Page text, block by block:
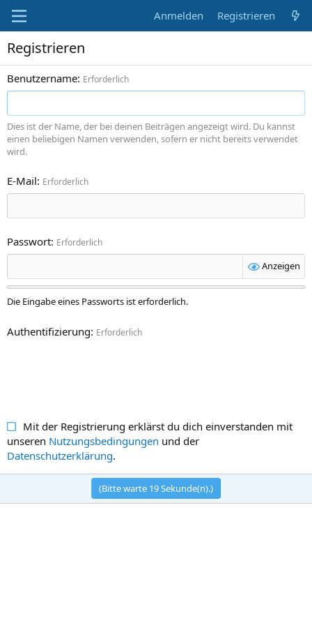
Anmelden Registrieren
Registrieren
Benutzername Erforderlich
Dies ist der Name, der bei deinen Beiträgen angezeigt wird. Du kannst
einen beliebigen Namen verwenden, sofern er nicht bereits verwendet
wird.
E-Mail Erforderlich
Passwort Erforderlich
Anzeigen
Die Eingabe eines Passworts ist erforderlich.
Authentifizierung Erforderlich
Mit der Registrierung erklärst du dich einverstanden mit
unseren Nutzungsbedingungen und der
Datenschutzerklärung.
(Bitte warte 19Sekunde(n).)